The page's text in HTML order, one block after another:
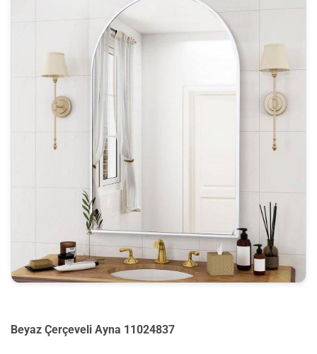
Beyaz Çerçeveli Ayna 11024837